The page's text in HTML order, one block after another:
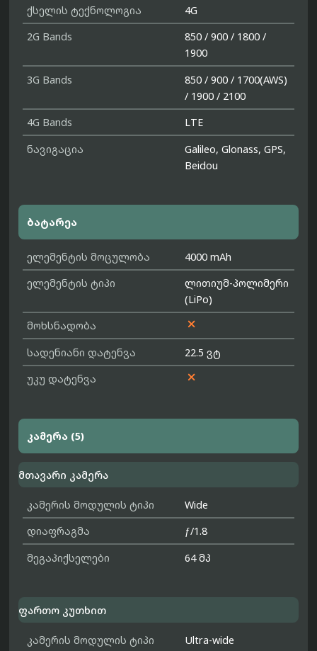
ქსელის ტექნოლოგია
4G
2G Bands
850 / 900 / 1800 /
1900
3G Bands
850 / 900 / 1700(AWS)
/ 1900 / 2100
4G Bands
LTE
ნავიგაცია
Galileo, Glonass, GPS,
Beidou
ბატარეა
ელემენტის მოცულობა
4000 mAh
ელემენტის ტიპი
ლითიუმ-პოლიმერი
(LiPo)
მოხსნადობა

სადენიანი დატენვა
22.5 ვტ
უკუ დატენვა

კამერა (5)
მთავარი კამერა
კამერის მოდულის ტიპი
Wide
დიაფრაგმა
ƒ/1.8
მეგაპიქსელები
64 მპ
ფართო კუთხით
კამერის მოდულის ტიპი Ultra-wide